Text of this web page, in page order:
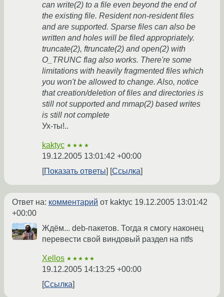
can write(2) to a file even beyond the end of
the existing file. Resident non-resident files
and are supported. Sparse files can also be
written and holes will be filed appropriately.
truncate(2), ftruncate(2) and open(2) with
O_TRUNC flag also works. There're some
limitations with heavily fragmented files which
you won't be allowed to change. Also, notice
that creation/deletion of files and directories is
still not supported and mmap(2) based writes
is still not complete
Ух-ты!..
kaktyc ★★★★
19.12.2005 13:01:42 +00:00
Показать ответы
Ссылка
Ответ на: комментарий от kaktyc 19.12.2005 13:01:42
+00:00
Ждём... deb-пакетов. Тогда я смогу наконец
перевести свой виндовый раздел на ntfs
Xellos ★★★★★
19.12.2005 14:13:25 +00:00
Ссылка